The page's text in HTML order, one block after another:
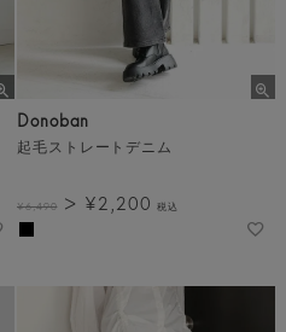
Donoban
起毛ストレートデニム
¥6,490 ¥2,200 税込